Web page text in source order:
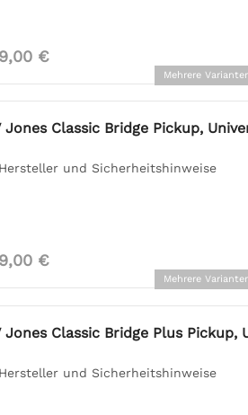
Mehrere
€
Mehrere
Jones Classic Bridge Pickup,
und Sicherheitshinweise
€
Jones Classic Bridge Plus Pickup,
und Sicherheitshinweise